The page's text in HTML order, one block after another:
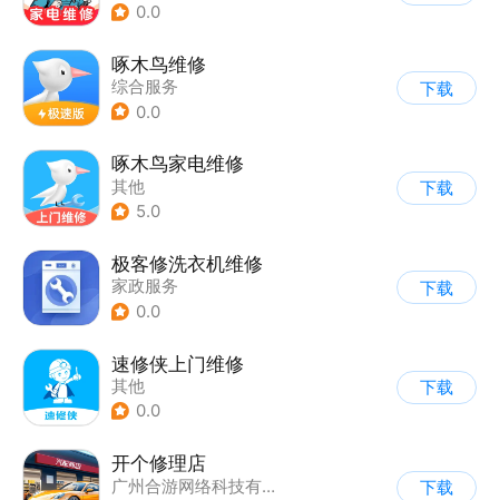
0.0
啄木鸟维修
综合服务
0.0
下载
啄木鸟家电维修
其他
5.0
下载
极客修洗衣机维修
家政服务
0.0
下载
速修侠上门维修
其他
0.0
下载
开个修理店
广州合游网络科技有限公司
下载